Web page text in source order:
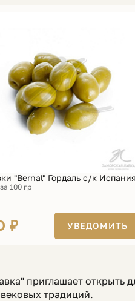
"Bernal" Гордаль с/к Испания
100 гр
₽ УВЕДОМИТЬ
приглашает
традиций.